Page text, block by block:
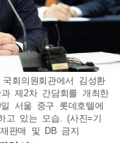
회의원회관에서 김성환
제2차 간담회를 개최한
서울 중구 롯데호텔에
고 있는 모습. (사진=기
판매 및 DB 금지